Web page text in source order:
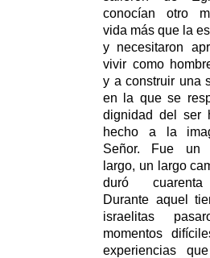
conocían otro
vida más que la
y necesitaron
vivir como
y a construir una
en la que se
dignidad del ser
hecho a la
Señor. Fue un
largo, un largo
duró
Durante aquel
israelitas
momentos
experiencias